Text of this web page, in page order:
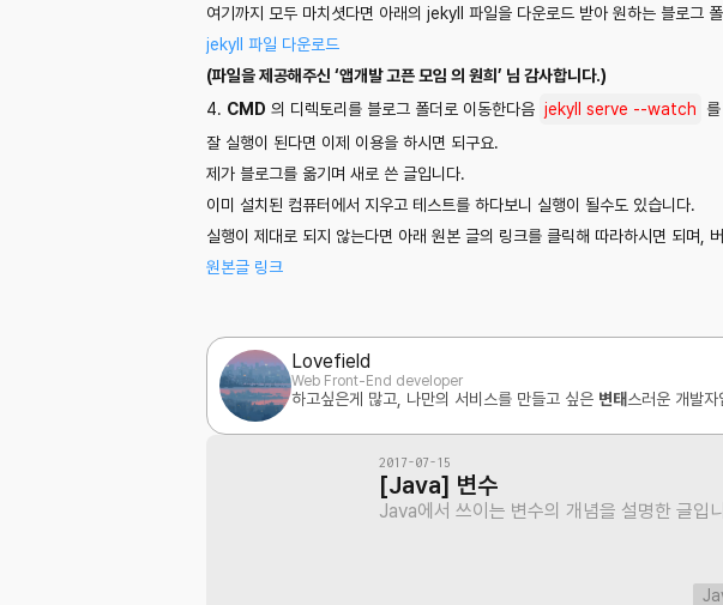
여기까지 모두 마치셧다면 아래의 jekyll 파일을 다운로드 받아 원하는 블로그
jekyll 파일 다운로드
(파일을 제공해주신 ‘앱개발 고픈 모임 의 원희’ 님 감사합니다.)
4. CMD 의 디렉토리를 블로그 폴더로 이동한다음 jekyll serve --watch
잘 실행이 된다면 이제 이용을 하시면 되구요.
제가 블로그를 옮기며 새로 쓴 글입니다.
이미 설치된 컴퓨터에서 지우고 테스트를 하다보니 실행이 될수도 있습니다.
실행이 제대로 되지 않는다면 아래 원본 글의 링크를 클릭해 따라하시면 되며,
원본글 링크
Lovefield
Web Front-End developer
하고싶은게 많고, 나만의 서비스를 만들고 싶은 변태스러운 개발자
2017-07-15
[Java] 변수
Java에서 쓰이는 변수의 개념을 설명한 글입